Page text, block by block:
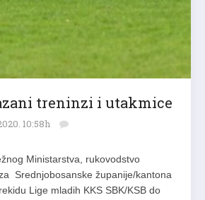
treninzi i utakmice
10:58h
Ministarstva, rukovodstvo
Srednjobosanske županije/kantona
Lige mladih KKS SBK/KSB do